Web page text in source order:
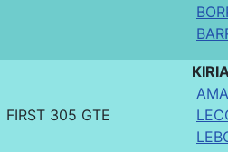
FIRST 305 GTE